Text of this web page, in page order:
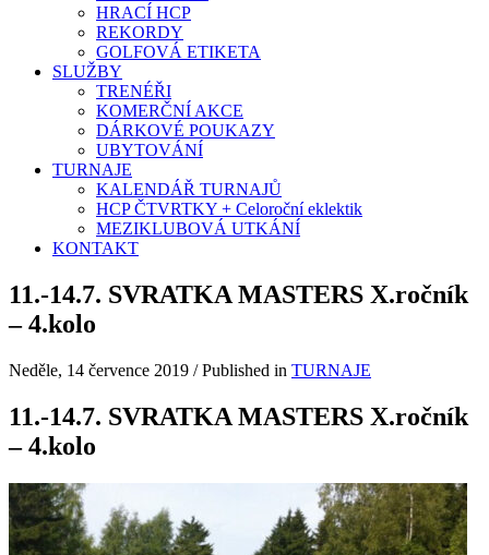
HRACÍ HCP
REKORDY
GOLFOVÁ ETIKETA
SLUŽBY
TRENÉŘI
KOMERČNÍ AKCE
DÁRKOVÉ POUKAZY
UBYTOVÁNÍ
TURNAJE
KALENDÁŘ TURNAJŮ
HCP ČTVRTKY + Celoroční eklektik
MEZIKLUBOVÁ UTKÁNÍ
KONTAKT
11.-14.7. SVRATKA MASTERS X.ročník
– 4.kolo
Neděle, 14 července 2019 /Published in TURNAJE
11.-14.7. SVRATKA MASTERS X.ročník
– 4.kolo